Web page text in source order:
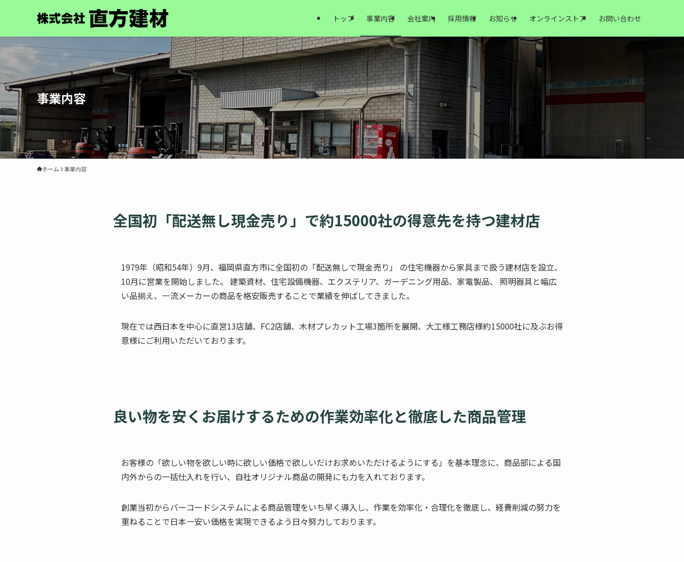
トップ 事業内容 会社案内 採用情報 お知らせ オンラインストア お問い合わせ
事業内容
ホーム 事業内容
全国初「配送無し現金売り」で約15000社の得意先を持つ建材店
1979年（昭和54年）9月、福岡県直方市に全国初の「配送無しで現金売り」 の住宅機器から家具まで扱う建材店を設立、
10月に営業を開始しました。 建築資材、住宅設備機器、エクステリア、ガーデニング用品、家電製品、 照明器具と幅広
い品揃え、一流メーカーの商品を格安販売することで業績を伸ばしてきました。
現在では西日本を中心に直営13店舗、FC2店舗、木材プレカット工場3箇所を展開、大工様工務店様約15000社に及ぶお得
意様にご利用いただいております。
良い物を安くお届けするための作業効率化と徹底した商品管理
お客様の「欲しい物を欲しい時に欲しい価格で欲しいだけお求めいただけるようにする」を基本理念に、商品部による国
内外からの一括仕入れを行い、自社オリジナル商品の開発にも力を入れております。
創業当初からバーコードシステムによる商品管理をいち早く導入し、作業を効率化・合理化を徹底し、経費削減の努力を
重ねることで日本一安い価格を実現できるよう日々努力しております。